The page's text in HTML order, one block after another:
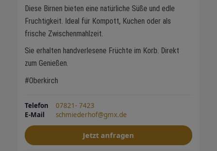
Diese Birnen bieten eine natürliche Süße und edle
Fruchtigkeit. Ideal für Kompott, Kuchen oder als
frische Zwischenmahlzeit.
Sie erhalten handverlesene Früchte im Korb. Direkt
zum Genießen.
#Oberkirch
Telefon
07821- 7423
E-Mail
schmiederhof@gmx.de
Jetzt anfragen